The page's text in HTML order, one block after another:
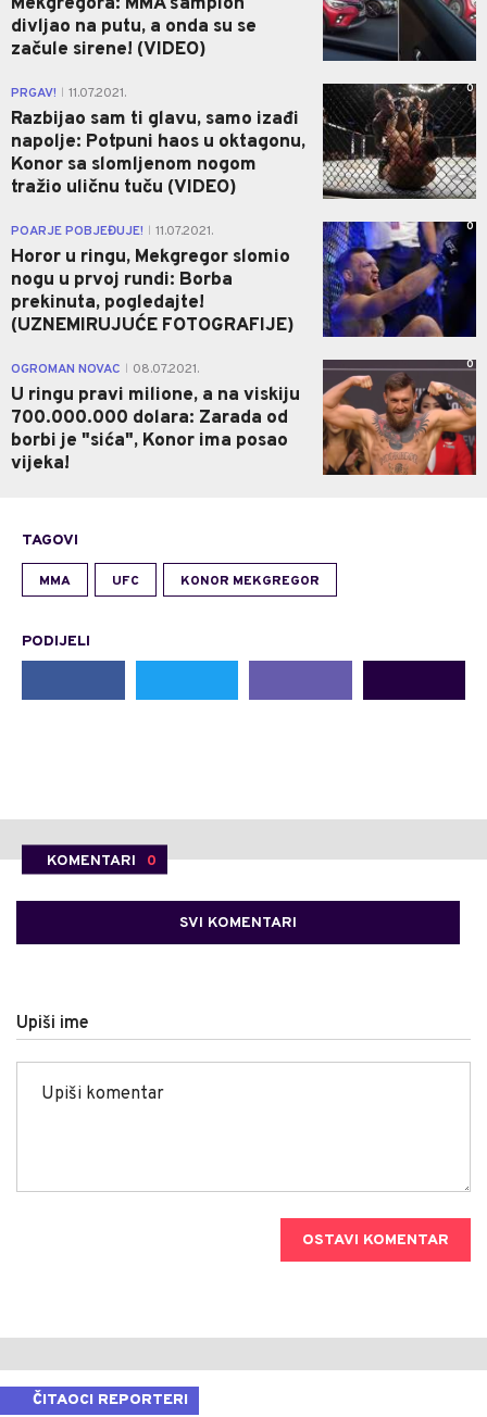
divljao na putu, a onda su se
začule sirene! (VIDEO)
PRGAV! 11.07.2021.
Razbijao sam ti glavu, samo izađi
napolje: Potpuni haos u oktagonu,
Konor sa slomljenom nogom
tražio uličnu tuču (VIDEO)
0
POARJE POBJEĐUJE! 11.07.2021.
Horor u ringu, Mekgregor slomio
nogu u prvoj rundi: Borba
prekinuta, pogledajte!
(UZNEMIRUJUĆE FOTOGRAFIJE)
0
OGROMAN NOVAC 08.07.2021.
U ringu pravi milione, a na viskiju
700.000.000 dolara: Zarada od
borbi je "sića", Konor ima posao
vijeka!
0
TAGOVI
MMA UFC KONOR MEKGREGOR
PODIJELI
KOMENTARI 0
SVI KOMENTARI
Upiši ime
OSTAVI KOMENTAR
ČITAOCI REPORTERI